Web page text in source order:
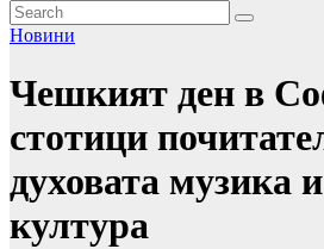
Новини
Чешкият ден в
стотици
духовата музика
култура